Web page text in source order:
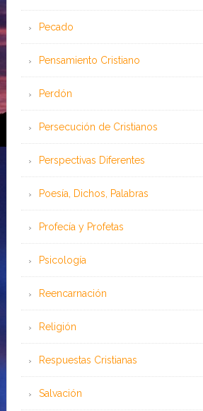
Pecado
Pensamiento Cristiano
Perdón
Persecución de Cristianos
Perspectivas Diferentes
Poesía, Dichos, Palabras
Profecía y Profetas
Psicología
Reencarnación
Religión
Respuestas Cristianas
Salvación